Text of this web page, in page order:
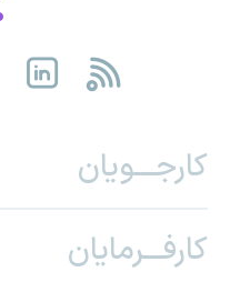
کارجـــویان
کارفـــرمایان